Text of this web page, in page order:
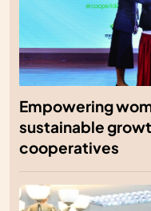
Empowering
sustainable
cooperatives